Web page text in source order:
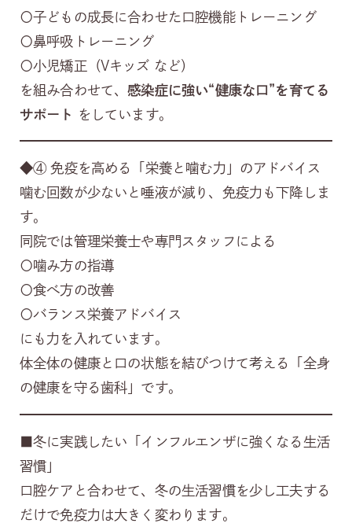
〇子どもの成長に合わせた口腔機能トレーニング
〇鼻呼吸トレーニング
〇小児矯正（Vキッズ など）
を組み合わせて、感染症に強い“健康な口”を育てる
サポート
をしています。
◆④ 免疫を高める「栄養と噛む力」のアドバイス
噛む回数が少ないと唾液が減り、免疫力も下降しま
す。
同院では管理栄養士や専門スタッフによる
〇噛み方の指導
〇食べ方の改善
〇バランス栄養アドバイス
にも力を入れています。
体全体の健康と口の状態を結びつけて考える「全身
の健康を守る歯科」です。
■冬に実践したい「インフルエンザに強くなる生活
習慣」
口腔ケアと合わせて、冬の生活習慣を少し工夫する
だけで免疫力は大きく変わります。